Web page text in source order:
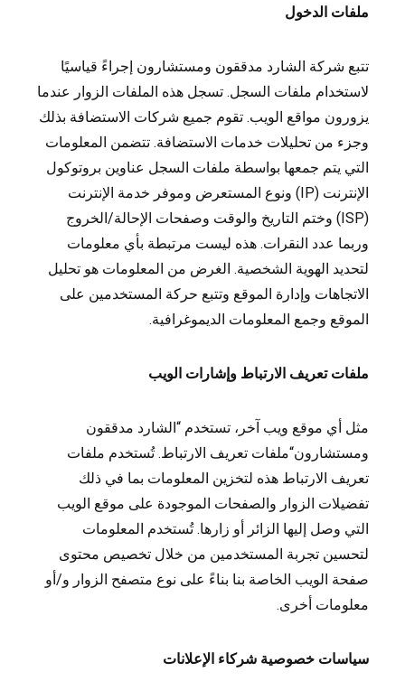
ملفات الدخول
تتبع شركة الشارد مدققون ومستشارون إجراءً قياسيًا
لاستخدام ملفات السجل. تسجل هذه الملفات الزوار عندما
يزورون مواقع الويب. تقوم جميع شركات الاستضافة بذلك
وجزء من تحليلات خدمات الاستضافة. تتضمن المعلومات
التي يتم جمعها بواسطة ملفات السجل عناوين بروتوكول
الإنترنت (IP) ونوع المستعرض وموفر خدمة الإنترنت
(ISP) وختم التاريخ والوقت وصفحات الإحالة/الخروج
وربما عدد النقرات. هذه ليست مرتبطة بأي معلومات
لتحديد الهوية الشخصية. الغرض من المعلومات هو تحليل
الاتجاهات وإدارة الموقع وتتبع حركة المستخدمين على
الموقع وجمع المعلومات الديموغرافية.
ملفات تعريف الارتباط وإشارات الويب
مثل أي موقع ويب آخر، تستخدم “الشارد مدققون
ومستشارون“ملفات تعريف الارتباط. تُستخدم ملفات
تعريف الارتباط هذه لتخزين المعلومات بما في ذلك
تفضيلات الزوار والصفحات الموجودة على موقع الويب
التي وصل إليها الزائر أو زارها. تُستخدم المعلومات
لتحسين تجربة المستخدمين من خلال تخصيص محتوى
صفحة الويب الخاصة بنا بناءً على نوع متصفح الزوار و/أو
معلومات أخرى.
سياسات خصوصية شركاء الإعلانات